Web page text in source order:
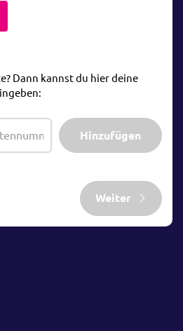
Dann kannst du hier deine
Hinzufügen
Weiter